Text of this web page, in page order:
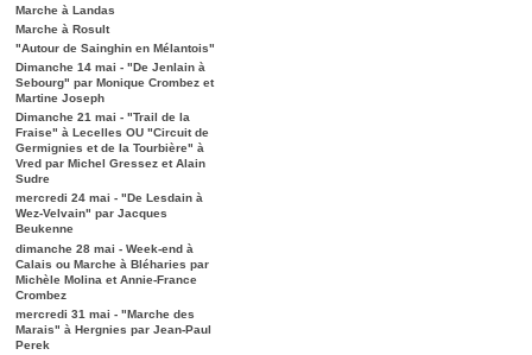
Marche à Landas
Marche à Rosult
"Autour de Sainghin en Mélantois"
Dimanche 14 mai - "De Jenlain à
Sebourg" par Monique Crombez et
Martine Joseph
Dimanche 21 mai - "Trail de la
Fraise" à Lecelles OU "Circuit de
Germignies et de la Tourbière" à
Vred par Michel Gressez et Alain
Sudre
mercredi 24 mai - "De Lesdain à
Wez-Velvain" par Jacques
Beukenne
dimanche 28 mai - Week-end à
Calais ou Marche à Bléharies par
Michèle Molina et Annie-France
Crombez
mercredi 31 mai - "Marche des
Marais" à Hergnies par Jean-Paul
Perek